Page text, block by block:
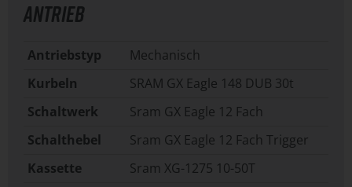
ANTRIEB
Antriebstyp
Mechanisch
Kurbeln
SRAM GX Eagle 148 DUB 30t
Schaltwerk
Sram GX Eagle 12 Fach
Schalthebel
Sram GX Eagle 12 Fach Trigger
Kassette
Sram XG-1275 10-50T